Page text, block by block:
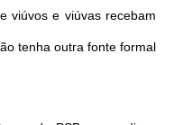
viúvos e viúvas recebam
tenha outra fonte formal